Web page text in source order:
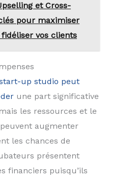
et Cross-
pour maximiser
vos clients
up studio peut
une part significative
les ressources et le
augmenter
les chances de
présentent
financiers puisqu’ils